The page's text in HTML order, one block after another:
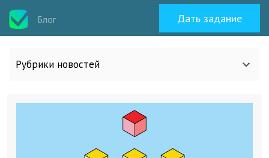
Блог Дать задание
Рубрики новостей
Все статьи